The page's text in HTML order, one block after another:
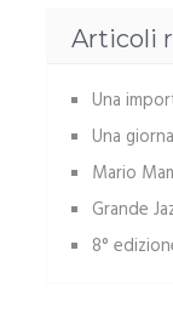
Articoli
Una
Una
Mario
Grande
8°